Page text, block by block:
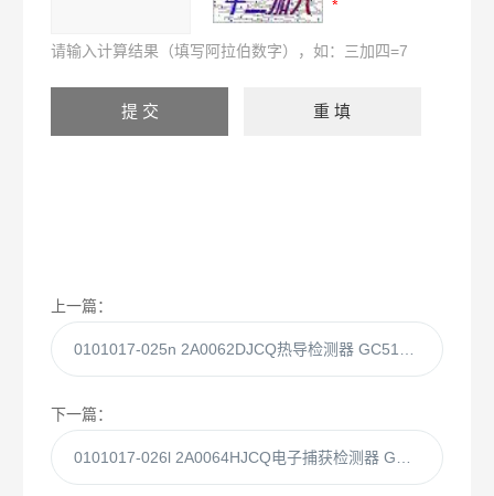
请输入计算结果（填写阿拉伯数字），如：三加四=7
上一篇：
下一篇：